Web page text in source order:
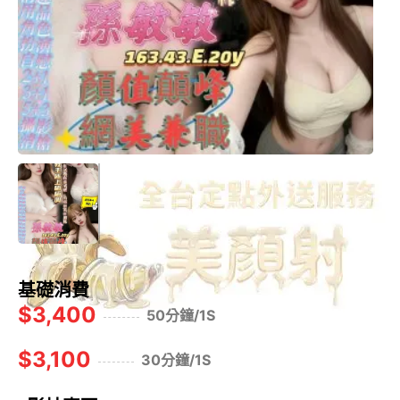
基礎消費
$3,400 50分鐘/1S
$3,100 30分鐘/1S